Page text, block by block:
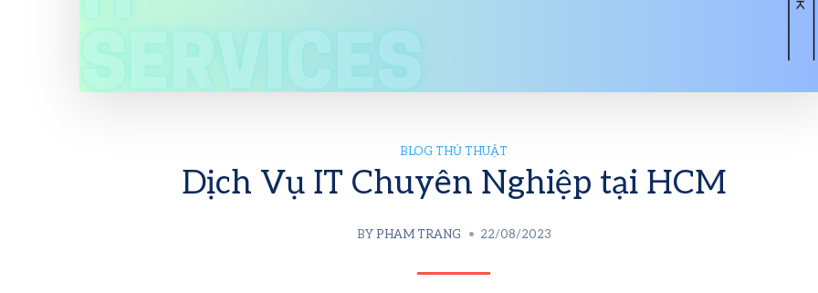
BLOG THỦ THUẬT
Dịch Vụ IT Chuyên Nghiệp tại HCM
BY PHAM TRANG 22/08/2023